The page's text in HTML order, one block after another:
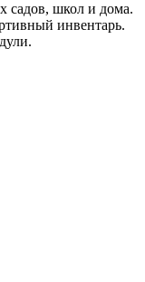
садов, школ и дома.
инвентарь.